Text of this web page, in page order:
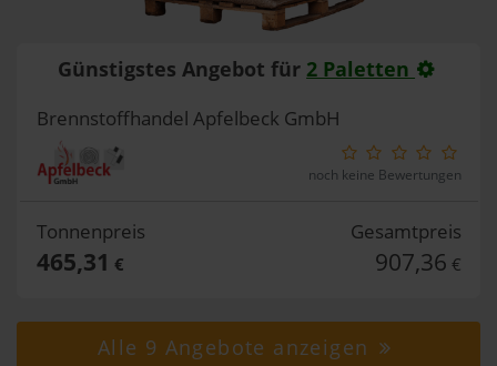
Günstigstes Angebot für 2 Paletten
Brennstoffhandel Apfelbeck GmbH
noch keine Bewertungen
Tonnenpreis
465,31 €
Gesamtpreis
907,36 €
Alle 9 Angebote anzeigen